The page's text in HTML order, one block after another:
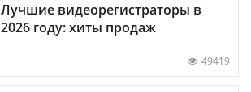
Лучшие видеорегистраторы в
2026 году: хиты продаж
49419